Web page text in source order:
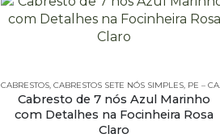
,PE – CABRESTOS - 7 NÓS SIMPLES
CABRESTOS, CABRESTOS SETE NÓS SIMPLES, PE – CABRESTOS
Cabresto de 7 nós Azul Marinho
com Detalhes na Focinheira Rosa
Claro